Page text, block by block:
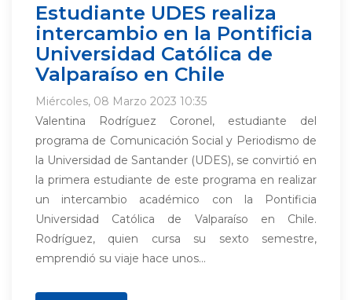
Estudiante UDES realiza
intercambio en la Pontificia
Universidad Católica de
Valparaíso en Chile
Miércoles, 08 Marzo 2023 10:35
Valentina Rodríguez Coronel, estudiante del
programa de Comunicación Social y Periodismo de
la Universidad de Santander (UDES), se convirtió en
la primera estudiante de este programa en realizar
un intercambio académico con la Pontificia
Universidad Católica de Valparaíso en Chile.
Rodríguez, quien cursa su sexto semestre,
emprendió su viaje hace unos...